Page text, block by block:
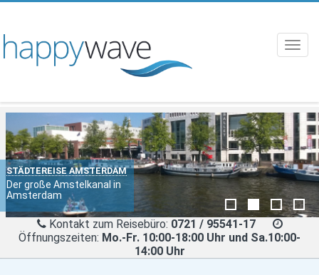
STÄDTEREISE AMSTERDAM
Der große Amstelkanal in
Amsterdam
Kontakt zum Reisebüro: 0721 / 95541-17
Öffnungszeiten: Mo.-Fr. 10:00-18:00 Uhr und Sa.10:00-
14:00 Uhr